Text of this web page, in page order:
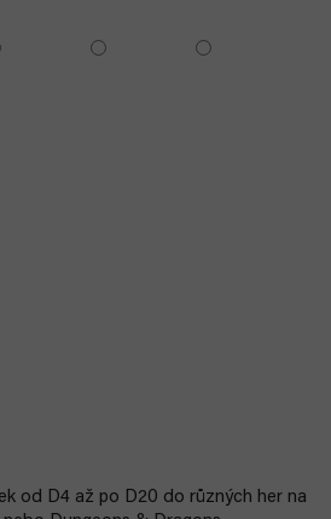
od D4 až po D20 do různých her na